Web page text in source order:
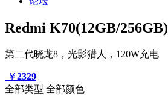
Redmi K70(12GB/256GB)
第二代晓龙8，光影猎人，120W充电
￥2329
全部类型 全部颜色